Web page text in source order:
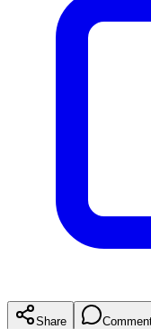
Share